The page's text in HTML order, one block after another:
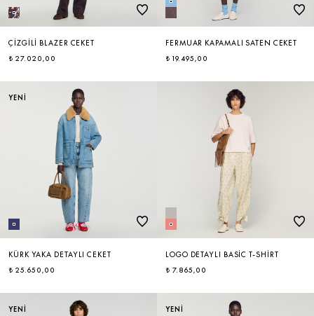
ÇIZGILI BLAZER CEKET
₺ 27.020,00
FERMUAR KAPAMALI SATEN CEKET
₺ 19.495,00
YENİ
KÜRK YAKA DETAYLI CEKET
₺ 25.650,00
LOGO DETAYLI BASIC T-SHIRT
₺ 7.865,00
YENİ YENİ